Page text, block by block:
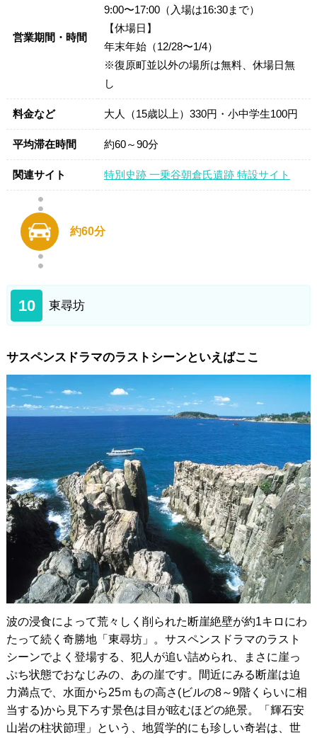
営業期間・時間
9:00〜17:00（入場は16:30まで）
【休場日】
年末年始（12/28〜1/4）
※復原町並以外の場所は無料、休場日無
し
料金など 大人（15歳以上）330円・小中学生100円
平均滞在時間 約60～90分
関連サイト 特別史跡 一乗谷朝倉氏遺跡 特設サイト
約60分
10 東尋坊
サスペンスドラマのラストシーンといえばここ
波の浸食によって荒々しく削られた断崖絶壁が約1キロにわ
たって続く奇勝地「東尋坊」。サスペンスドラマのラスト
シーンでよく登場する、犯人が追い詰められ、まさに崖っ
ぷち状態でおなじみの、あの崖です。間近にみる断崖は迫
力満点で、水面から25ｍもの高さ(ビルの8～9階くらいに相
当する)から見下ろす景色は目が眩むほどの絶景。「輝石安
山岩の柱状節理」という、地質学的にも珍しい奇岩は、世